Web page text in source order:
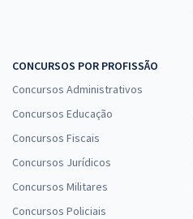
CONCURSOS POR PROFISSÃO
Concursos Administrativos
Concursos Educação
Concursos Fiscais
Concursos Jurídicos
Concursos Militares
Concursos Policiais